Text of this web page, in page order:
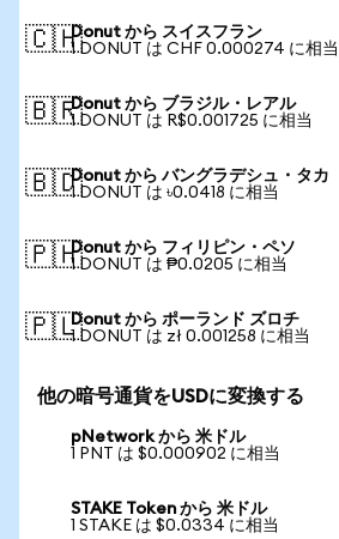
🇨🇭Donut から スイスフラン
1 DONUT は CHF 0.000274 に相当
🇧🇷Donut から ブラジル・レアル
1 DONUT は R$0.001725 に相当
🇧🇩Donut から バングラデシュ・タカ
1 DONUT は ৳0.0418 に相当
🇵🇭Donut から フィリピン・ペソ
1 DONUT は ₱0.0205 に相当
🇵🇱Donut から ポーランド ズロチ
1 DONUT は zł 0.001258 に相当
他の暗号通貨をUSDに変換する
pNetwork から 米ドル
1 PNT は $0.000902 に相当
STAKE Token から 米ドル
1 STAKE は $0.0334 に相当